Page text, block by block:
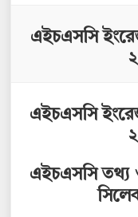
এইচএসসি
এইচএসসি
এইচএসসি তথ্য